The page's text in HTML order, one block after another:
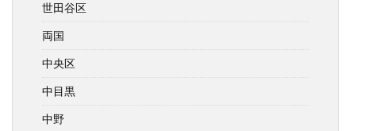
世田谷区
両国
中央区
中目黒
中野